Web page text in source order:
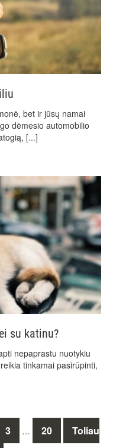
bet ir jūsų namai
dėmesio automobilio
[...]
su katinu?
nepaprastu nuotykiu
tinkamai pasirūpinti,
3 … 20 Toliau